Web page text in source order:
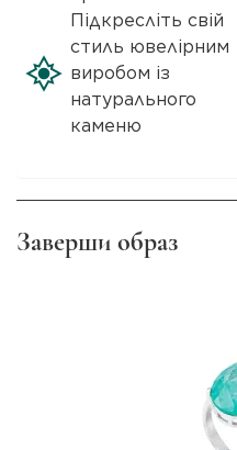
Підкресліть свій
стиль ювелірним
виробом із
натурального
каменю
Заверши образ